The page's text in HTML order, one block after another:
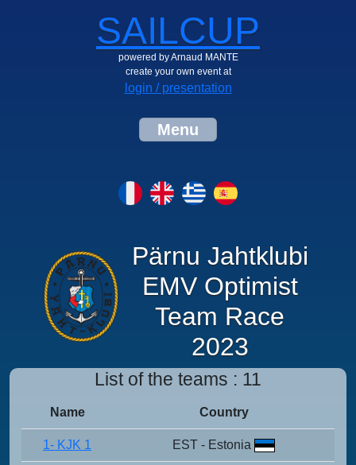
SAILCUP
powered by Arnaud MANTE
create your own event at
login / presentation
Menu
Pärnu Jahtklubi
EMV Optimist
Team Race
2023
List of the teams : 11
Name Country
1- KJK 1 EST - Estonia